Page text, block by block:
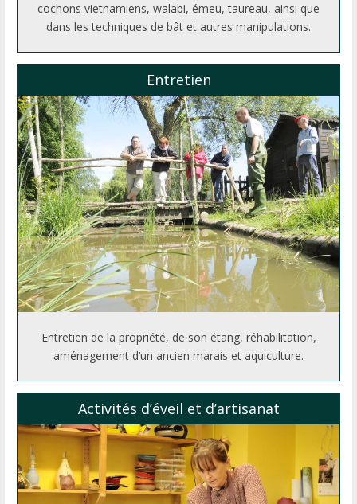
cochons vietnamiens, walabi, émeu, taureau, ainsi que
dans les techniques de bât et autres manipulations.
Entretien
Entretien de la propriété, de son étang, réhabilitation,
aménagement d’un ancien marais et aquiculture.
Activités d’éveil et d’artisanat